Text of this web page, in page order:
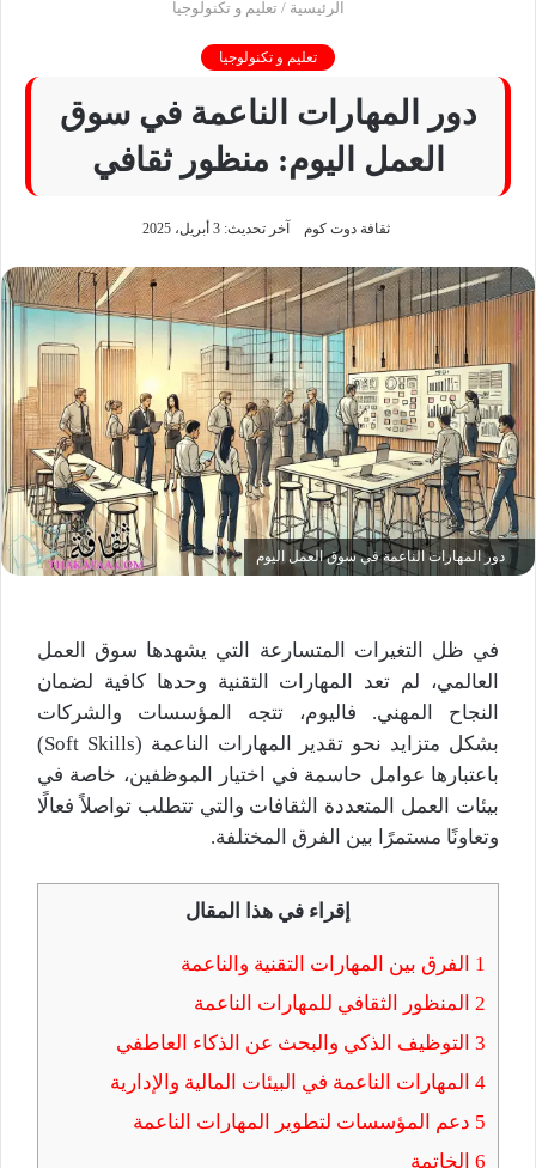
الرئيسية / تعليم و تكنولوجيا
تعليم و تكنولوجيا
دور المهارات الناعمة في سوق
العمل اليوم: منظور ثقافي
ثقافة دوت كوم آخر تحديث: 3 أبريل، 2025
دور المهارات الناعمة في سوق العمل اليوم
في ظل التغيرات المتسارعة التي يشهدها سوق العمل
العالمي، لم تعد المهارات التقنية وحدها كافية لضمان
النجاح المهني. فاليوم، تتجه المؤسسات والشركات
بشكل متزايد نحو تقدير المهارات الناعمة (Soft Skills)
باعتبارها عوامل حاسمة في اختيار الموظفين، خاصة في
بيئات العمل المتعددة الثقافات والتي تتطلب تواصلاً فعالًا
وتعاونًا مستمرًا بين الفرق المختلفة.
إقراء في هذا المقال
1 الفرق بين المهارات التقنية والناعمة
2 المنظور الثقافي للمهارات الناعمة
3 التوظيف الذكي والبحث عن الذكاء العاطفي
4 المهارات الناعمة في البيئات المالية والإدارية
5 دعم المؤسسات لتطوير المهارات الناعمة
6 الخاتمة